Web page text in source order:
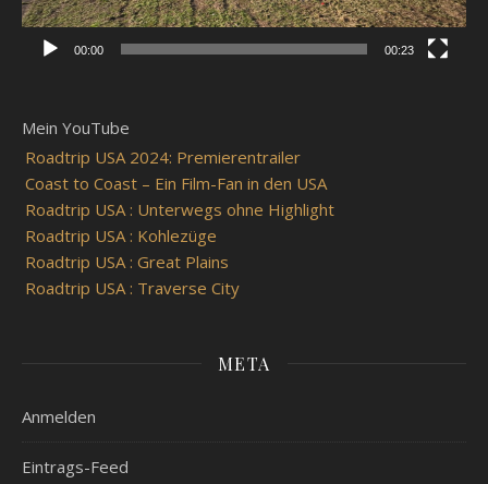
00:00 00:23
Mein YouTube
Roadtrip USA 2024: Premierentrailer
Coast to Coast – Ein Film-Fan in den USA
Roadtrip USA : Unterwegs ohne Highlight
Roadtrip USA : Kohlezüge
Roadtrip USA : Great Plains
Roadtrip USA : Traverse City
META
Anmelden
Eintrags-Feed